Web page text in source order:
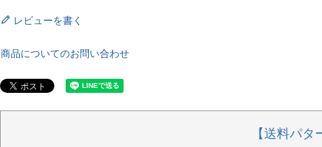
レビューを書く
商品についてのお問い合わせ
【送料パタ